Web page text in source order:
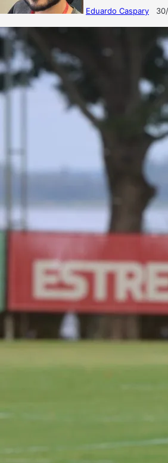
Eduardo Caspary
on
um
e-
mail